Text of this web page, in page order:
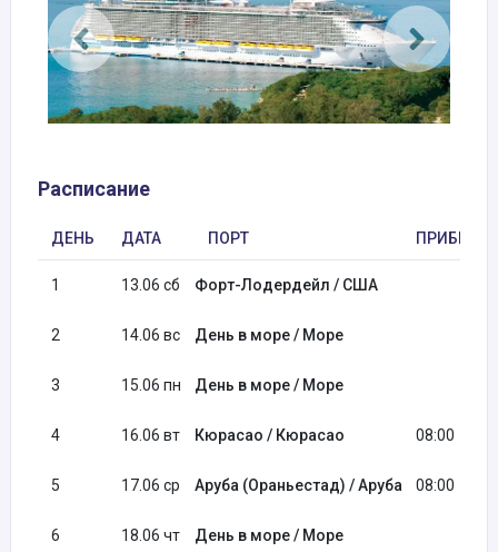
Расписание
ДЕНЬ ДАТА ПОРТ
1 13.06 сб Форт-Лодердейл / США
2 14.06 вс День в море / Море
3 15.06 пн День в море / Море
4 16.06 вт Кюрасао / Кюрасао 08:00
5 17.06 ср Аруба (Ораньестад) / Аруба 08:00
6 18.06 чт День в море / Море